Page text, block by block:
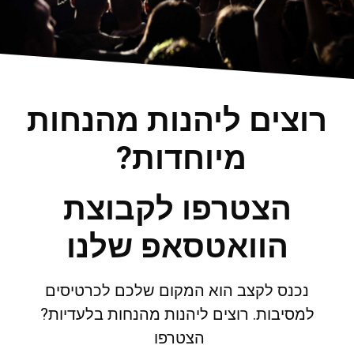
רוצים ליהנות מהנחות
מיוחדות?
הצטרפו לקבוצת
הוואטסאפ שלנו
נכנס לקצב הוא המקום שלכם לכרטיסים
למסיבות. רוצים ליהנות מהנחות בלעדיות?
הצטרפו